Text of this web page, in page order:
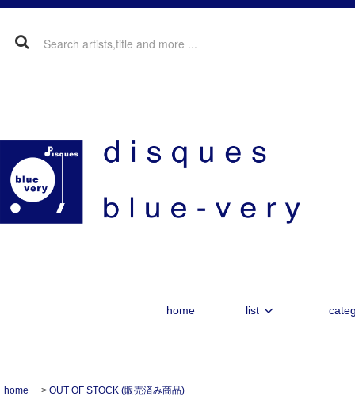
home list
home > OUT OF STOCK (販売済み商品)